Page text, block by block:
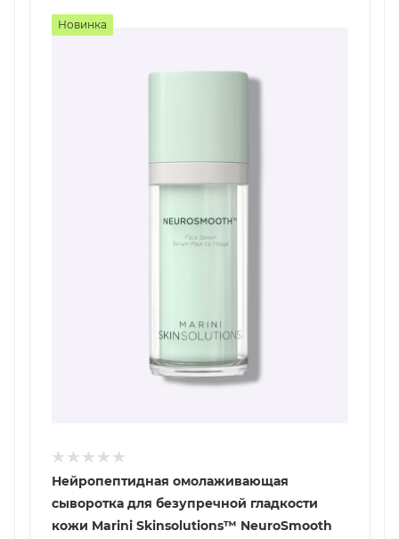
Новинка
Нейропептидная омолаживающая
сыворотка для безупречной гладкости
кожи Marini Skinsolutions™ NeuroSmooth